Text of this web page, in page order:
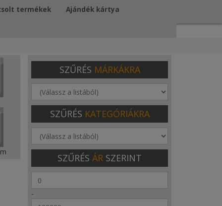
termékek Ajándék kártya
SZŰRÉS MÁRKÁKRA
SZŰRÉS KATEGÓRIÁKRA
SZŰRÉS ÁR SZERINT
-